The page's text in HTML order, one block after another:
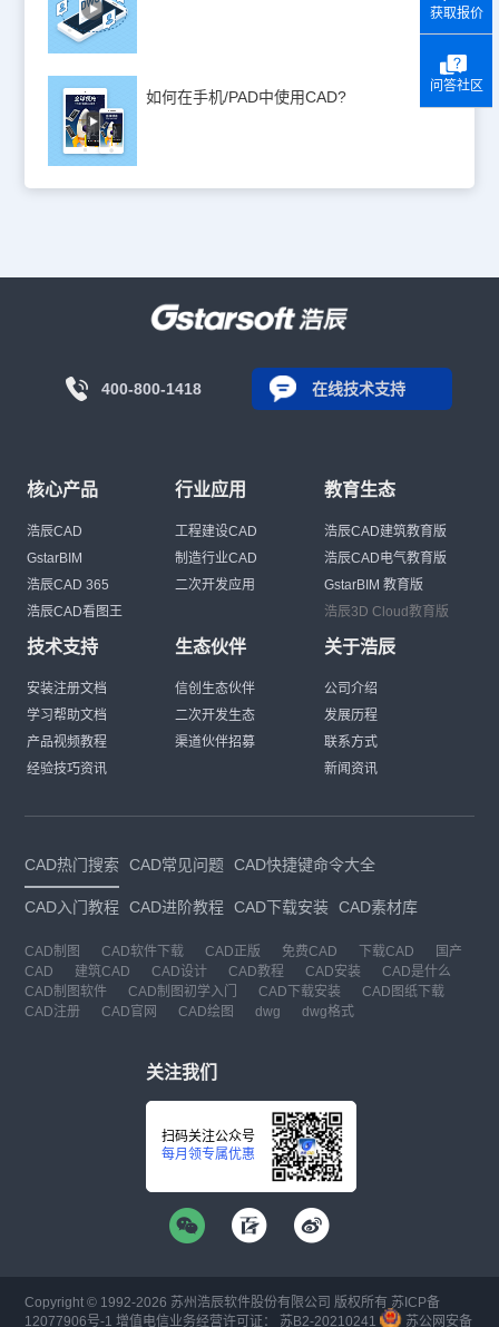
如何在手机/PAD中使用CAD?
400-800-1418 在线技术支持
核心产品
浩辰CAD
GstarBIM
浩辰CAD 365
浩辰CAD看图王
行业应用
工程建设CAD
制造行业CAD
二次开发应用
教育生态
浩辰CAD建筑教育版
浩辰CAD电气教育版
GstarBIM 教育版
浩辰3D Cloud教育版
技术支持
安装注册文档
学习帮助文档
产品视频教程
经验技巧资讯
生态伙伴
信创生态伙伴
二次开发生态
渠道伙伴招募
关于浩辰
公司介绍
发展历程
联系方式
新闻资讯
CAD热门搜索 CAD常见问题 CAD快捷键命令大全
CAD入门教程 CAD进阶教程 CAD下载安装 CAD素材库
CAD制图 CAD软件下载 CAD正版 免费CAD 下载CAD
国产
CAD
建筑CAD CAD设计 CAD教程 CAD安装
CAD是什么
CAD制图软件
CAD制图初学入门 CAD下载安装
CAD图纸下载
CAD注册
CAD官网 CAD绘图 dwg dwg格式
关注我们
扫码关注公众号
每月领专属优惠
Copyright © 1992-2026 苏州浩辰软件股份有限公司 版权所有 苏ICP备
12077906号-1 增值电信业务经营许可证： 苏B2-20210241 苏公网安备
获取报价
问答社区